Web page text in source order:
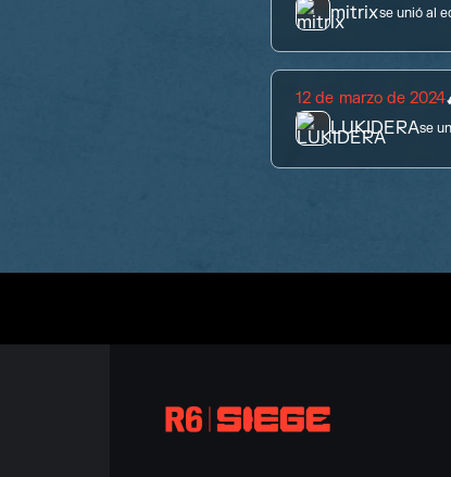
mitrixse unió al
12 de marzo de 2024
LUKIDERAse